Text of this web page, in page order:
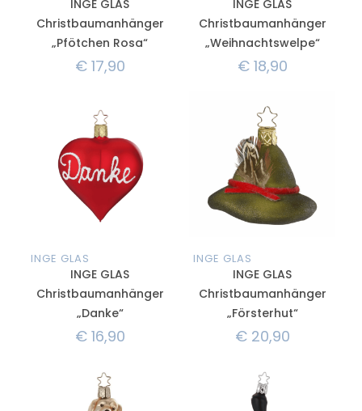
INGE GLAS
Christbaumanhänger
„Pfötchen Rosa“
€17,90
INGE GLAS
Christbaumanhänger
„Weihnachtswelpe“
€18,90
INGE GLAS
INGE GLAS
Christbaumanhänger
„Danke“
€16,90
INGE GLAS
INGE GLAS
Christbaumanhänger
„Försterhut“
€20,90